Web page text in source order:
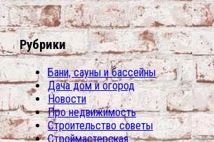
Рубрики
Бани, сауны и бассейны
Дача дом и огород
Новости
Про недвижимость
Строительство советы
Строймастерская